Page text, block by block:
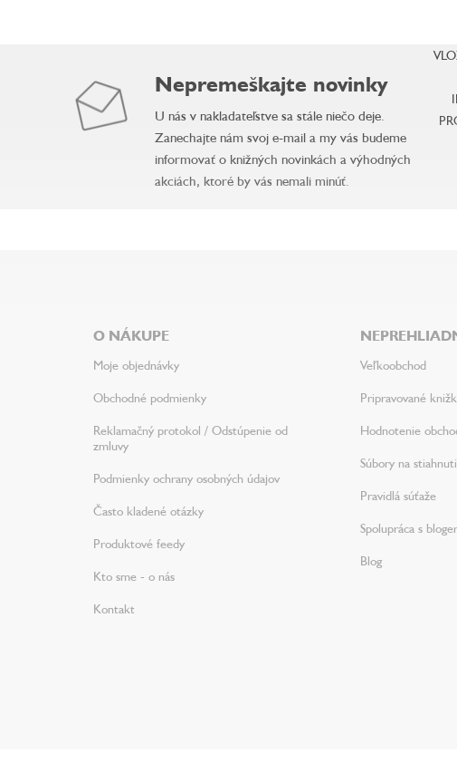
Nepremeškajte novinky
U nás v nakladateľstve sa stále niečo deje.
Zanechajte nám svoj e-mail a my vás budeme
informovať o knižných novinkách a výhodných
akciách, ktoré by vás nemali minúť.
O NÁKUPE
Moje objednávky
Obchodné podmienky
Reklamačný protokol / Odstúpenie od
zmluvy
Podmienky ochrany osobných údajov
Často kladené otázky
Produktové feedy
Kto sme - o nás
Kontakt
Veľkoobchod
Pripravované
Hodnotenie
Súbory na
Pravidlá súťaže
Spolupráca s
Blog